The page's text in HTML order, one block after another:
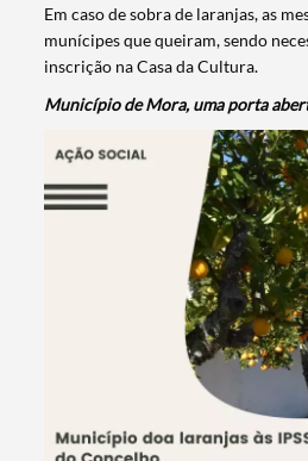
Em caso de sobra de laranjas, as
munícipes que queiram, sendo
inscrição na Casa da Cultura.
Município de Mora, uma porta